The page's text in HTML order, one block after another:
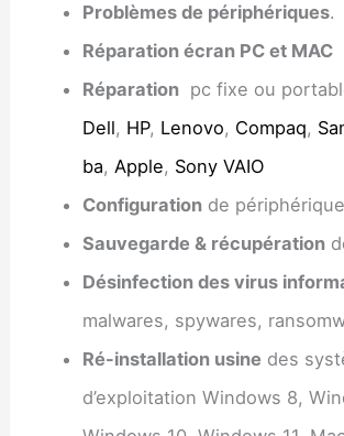
Problèmes de périphériques.
Réparation écran PC et MAC
Réparationpc fixe ou
Dell, HP, Lenovo, Compaq,
ba, Apple, Sony VAIO
Configurationde
Sauvegarde & récupération
Désinfection des virus
malwares, spywares,
Ré-installation usine des
d’exploitation Windows 8,